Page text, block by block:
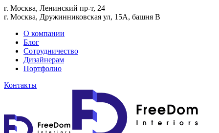
г. Москва, Ленинский пр-т, 24
г. Москва, Дружинниковская ул, 15А, башня В
О компании
Блог
Сотрудничество
Дизайнерам
Портфолио
Контакты